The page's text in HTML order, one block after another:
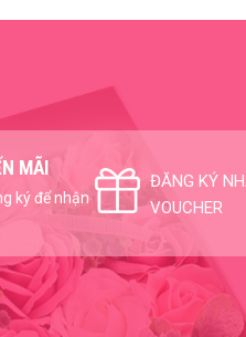
MÃI
ký để nhận
ĐĂNG KÝ
VOUCHER